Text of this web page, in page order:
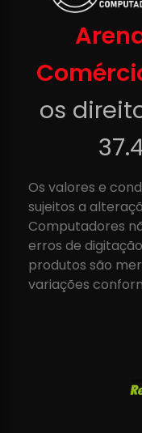
os
Os valores e
sujeitos a
Computadores
erros de
produtos são
variações